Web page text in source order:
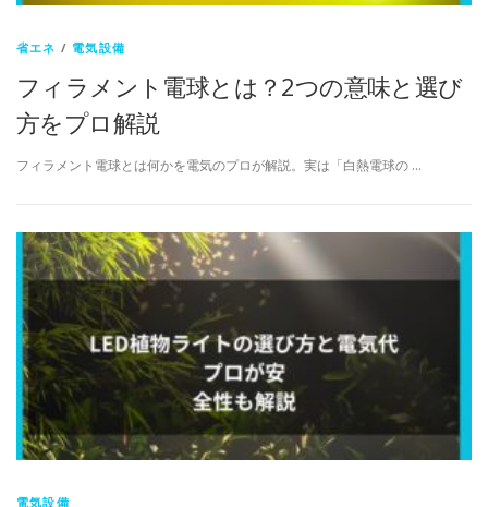
省エネ / 電気設備
フィラメント電球とは？2つの意味と選び
方をプロ解説
フィラメント電球とは何かを電気のプロが解説。実は「白熱電球の …
電気設備